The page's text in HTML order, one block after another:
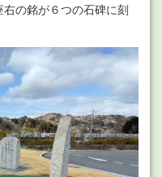
の銘が６つの石碑に刻